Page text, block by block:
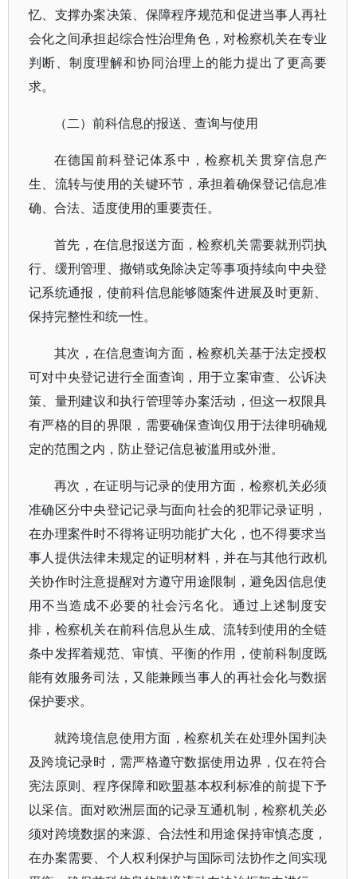
忆、支撑办案决策、保障程序规范和促进当事人再社
会化之间承担起综合性治理角色，对检察机关在专业
判断、制度理解和协同治理上的能力提出了更高要
求。
（二）前科信息的报送、查询与使用
在德国前科登记体系中，检察机关贯穿信息产
生、流转与使用的关键环节，承担着确保登记信息准
确、合法、适度使用的重要责任。
首先，在信息报送方面，检察机关需要就刑罚执
行、缓刑管理、撤销或免除决定等事项持续向中央登
记系统通报，使前科信息能够随案件进展及时更新、
保持完整性和统一性。
其次，在信息查询方面，检察机关基于法定授权
可对中央登记进行全面查询，用于立案审查、公诉决
策、量刑建议和执行管理等办案活动，但这一权限具
有严格的目的界限，需要确保查询仅用于法律明确规
定的范围之内，防止登记信息被滥用或外泄。
再次，在证明与记录的使用方面，检察机关必须
准确区分中央登记记录与面向社会的犯罪记录证明，
在办理案件时不得将证明功能扩大化，也不得要求当
事人提供法律未规定的证明材料，并在与其他行政机
关协作时注意提醒对方遵守用途限制，避免因信息使
用不当造成不必要的社会污名化。通过上述制度安
排，检察机关在前科信息从生成、流转到使用的全链
条中发挥着规范、审慎、平衡的作用，使前科制度既
能有效服务司法，又能兼顾当事人的再社会化与数据
保护要求。
就跨境信息使用方面，检察机关在处理外国判决
及跨境记录时，需严格遵守数据使用边界，仅在符合
宪法原则、程序保障和欧盟基本权利标准的前提下予
以采信。面对欧洲层面的记录互通机制，检察机关必
须对跨境数据的来源、合法性和用途保持审慎态度，
在办案需要、个人权利保护与国际司法协作之间实现